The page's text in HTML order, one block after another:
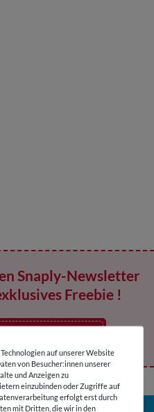
Snaply-Newsletter
Freebie !
auf unserer Website
von Besucher:innen unserer
und Anzeigen zu
einzubinden oder Zugriffe auf
erfolgt erst durch
mit Dritten, die wir in den